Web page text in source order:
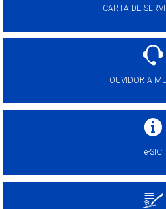
CARTA DE
OUVIDORIA
e-SIC